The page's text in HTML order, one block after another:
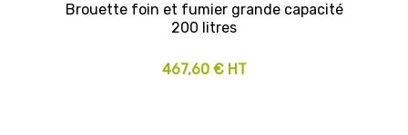
Brouette foin et fumier grande capacité
200 litres
467,60 € HT